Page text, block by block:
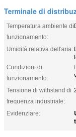
Terminale di
Temperatura ambiente di
funzionamento:
Umidità relativa dell'aria:
Condizioni di
funzionamento:
Tensione di withstand di
frequenza industriale:
Evidenziare: